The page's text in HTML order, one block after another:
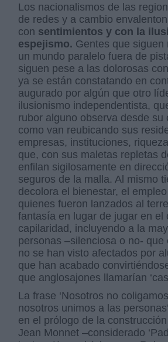
Los nacionalismos de las
de redes y a cambio
con sentimientos y con la
espejismo. Gentes que siguen
un mundo paralelo fuera de
siguen pese a las dolorosas
ya se están constatando en
augurado por algún que otro
ilusionismo independentista,
rubor alguno observa desde su
como van reubicando sus
empresas, instituciones,
que, con sus maletas repletas
enfilan sigilosamente en
seguros de la malla. Al mismo
decolora el bienestar, el
quienes fueron lanzados al
fantasía en lugar de jugar en el
capilaridad, incluyendo a la
personas –silenciosa o no- que
no se han visto afectados por
que han acabado
que anglosajones llamarían
La frase ‘Nosotros no
nosotros unimos a las
en el prólogo de la
Jean Monnet –considerado